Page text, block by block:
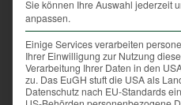
Biologie der Tiere
Tierchen neugierig und
aufgrund ihres
auf. So findet die
bis August statt; das ist
Landesjagdverband (OÖ
Sie können Ihre Auswahl jederzeit
anpassen.
Einige Services verarbeiten
Ihrer Einwilligung zur Nutzung
Verarbeitung Ihrer Daten in den
zu. Das EuGH stuft die USA als
Datenschutz nach EU-Standards